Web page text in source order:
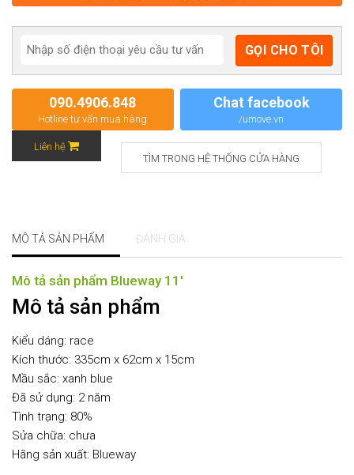
090.4906.848
Hotline tư vấn mua hàng
Chat facebook
/umove.vn
Liên hệ
TÌM TRONG HỆ THỐNG CỬA HÀNG
MÔ TẢ SẢN PHẨM ĐÁNH GIÁ
Mô tả sản phẩm Blueway 11′
Mô tả sản phẩm
Kiểu dáng: race
Kích thước: 335cm x 62cm x 15cm
Mầu sắc: xanh blue
Đã sử dụng: 2 năm
Tình trạng: 80%
Sửa chữa: chưa
Hãng sản xuất: Blueway